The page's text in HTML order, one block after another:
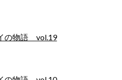
の物語 vol.19